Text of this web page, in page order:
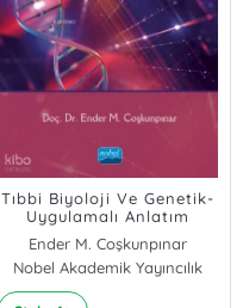
Tıbbi Biyoloji Ve Genetik-
Uygulamalı Anlatım
Ender M. Coşkunpınar
Nobel Akademik Yayıncılık